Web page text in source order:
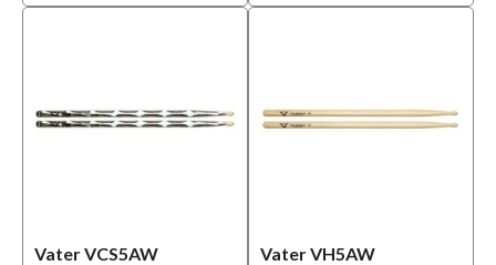
Vater VCS5AW Vater VH5AW